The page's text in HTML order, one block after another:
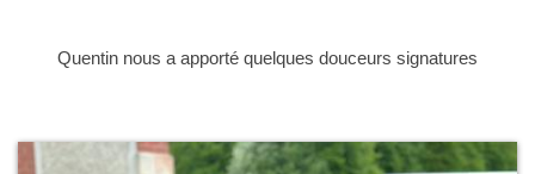
Quentin nous a apporté quelques douceurs signatures